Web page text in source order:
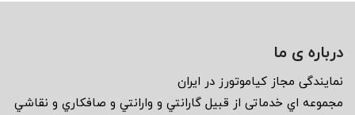
درباره ی ما
نمايندگى مجاز كياموتورز در ايران
مجموعه اي خدماتى از قبيل گارانتي و وارانتي و صافكاري و نقاشي